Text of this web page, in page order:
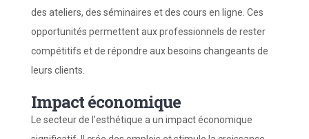
des ateliers, des séminaires et des cours en ligne. Ces
opportunités permettent aux professionnels de rester
compétitifs et de répondre aux besoins changeants de
leurs clients.
Impact économique
Le secteur de l’esthétique a un impact économique